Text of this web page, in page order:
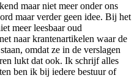
maar niet meer onder ons
maar verder geen idee. Bij het
meer leesbaar oud
naar krantenartikelen waar de
omdat ze in de verslagen
lukt dat ook. Ik schrijf alles
ben ik bij iedere bestuur of